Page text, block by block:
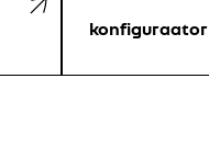
konfiguraator